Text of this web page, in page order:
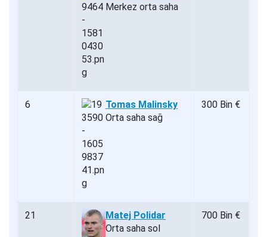
Merkez orta saha
6
Tomas Malinsky
Orta saha sağ
300 Bin €
21
Matej Polidar
Orta saha sol
700 Bin €